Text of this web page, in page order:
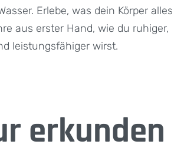
Erlebe, was dein Körper alles
aus erster Hand, wie du ruhiger,
leistungsfähiger wirst.
erkunden